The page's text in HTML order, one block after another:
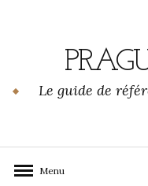
Le guide de
Menu